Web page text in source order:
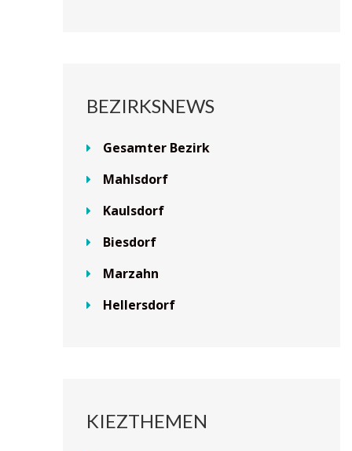
BEZIRKSNEWS
Gesamter Bezirk
Mahlsdorf
Kaulsdorf
Biesdorf
Marzahn
Hellersdorf
KIEZTHEMEN